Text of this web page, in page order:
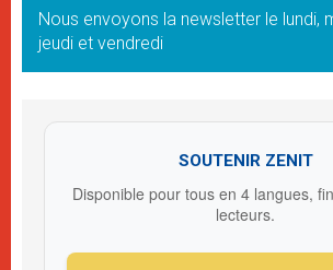
Nous envoyons la newsletter le lundi,
jeudi et vendredi
SOUTENIR ZENIT
Disponible pour tous en 4 langues,
lecteurs.